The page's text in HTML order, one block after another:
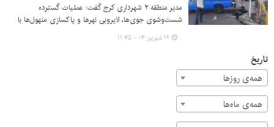
مدیر منطقه ۲ شهرداری کرج گفت: عملیات گسترده
شست‌وشوی جوی‌ها، لایروبی نهرها و پاکسازی منهول‌ها با
هدف ارتقای سطح بهداشت و پیشگیری از شیوع بیماری‌های
واگیر در محلات منطقه ۲ شهرداری کرج آغاز شد.
۱۲ شهریور ۰۴ - ۱۱:۴۵
تاریخ
همه‌ی روزها
همه‌ی ماه‌ها